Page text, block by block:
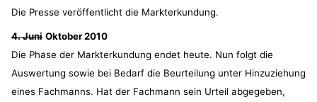
Die Presse veröffentlicht die Markterkundung.
4. Juni Oktober 2010
Die Phase der Markterkundung endet heute. Nun folgt die
Auswertung sowie bei Bedarf die Beurteilung unter Hinzuziehung
eines Fachmanns. Hat der Fachmann sein Urteil abgegeben,